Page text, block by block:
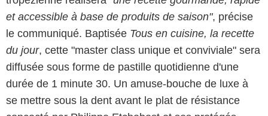
et accessible à base de produits de saison", précise
le communiqué. Baptisée Tous en cuisine, la recette
du jour, cette "master class unique et conviviale" sera
diffusée sous forme de pastille quotidienne d'une
durée de 1 minute 30. Un amuse-bouche de luxe à
se mettre sous la dent avant le plat de résistance